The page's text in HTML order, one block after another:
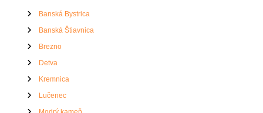
f
o
r
Banská Bystrica
Banská Štiavnica
Brezno
Detva
Kremnica
Lučenec